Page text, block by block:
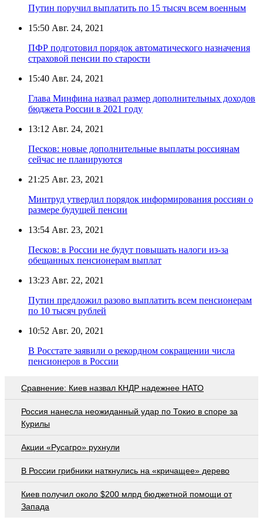
Путин поручил выплатить по 15 тысяч всем военным
15:50 Авг. 24, 2021
ПФР подготовил порядок автоматического назначения
страховой пенсии по старости
15:40 Авг. 24, 2021
Глава Минфина назвал размер дополнительных доходов
бюджета России в 2021 году
13:12 Авг. 24, 2021
Песков: новые дополнительные выплаты россиянам
сейчас не планируются
21:25 Авг. 23, 2021
Минтруд утвердил порядок информирования россиян о
размере будущей пенсии
13:54 Авг. 23, 2021
Песков: в России не будут повышать налоги из-за
обещанных пенсионерам выплат
13:23 Авг. 22, 2021
Путин предложил разово выплатить всем пенсионерам
по 10 тысяч рублей
10:52 Авг. 20, 2021
В Росстате заявили о рекордном сокращении числа
пенсионеров в России
Сравнение: Киев назвал КНДР надежнее НАТО
Россия нанесла неожиданный удар по Токио в споре за
Курилы
Акции «Русагро» рухнули
В России грибники наткнулись на «кричащее» дерево
Киев получил около $200 млрд бюджетной помощи от
Запада